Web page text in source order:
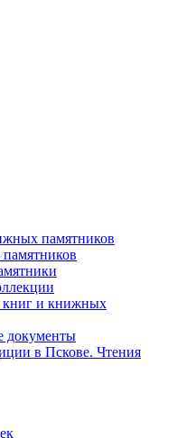
памятников
книг и книжных
документы
в Пскове. Чтения